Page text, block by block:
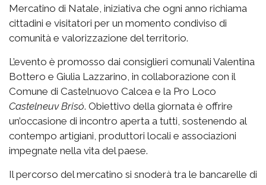
Mercatino di Natale, iniziativa che ogni anno richiama
cittadini e visitatori per un momento condiviso di
comunità e valorizzazione del territorio.
L’evento è promosso dai consiglieri comunali Valentina
Bottero e Giulia Lazzarino, in collaborazione con il
Comune di Castelnuovo Calcea e la Pro Loco
Castelneuv Brisó. Obiettivo della giornata è offrire
un’occasione di incontro aperta a tutti, sostenendo al
contempo artigiani, produttori locali e associazioni
impegnate nella vita del paese.
Il percorso del mercatino si snoderà tra le bancarelle di